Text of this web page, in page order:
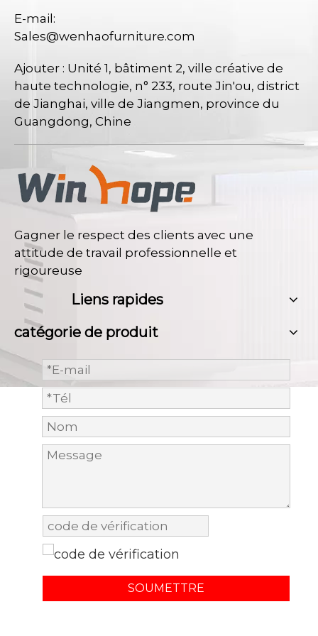
E-mail:
Sales@wenhaofurniture.com
Ajouter : Unité 1, bâtiment 2, ville créative de
haute technologie, n° 233, route Jin'ou, district
de Jianghai, ville de Jiangmen, province du
Guangdong, Chine
Gagner le respect des clients avec une
attitude de travail professionnelle et
rigoureuse
Liens rapides
catégorie de produit
SOUMETTRE